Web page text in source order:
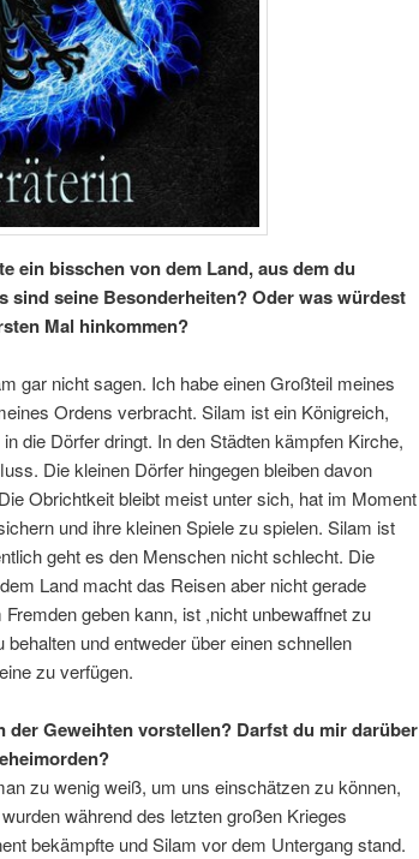
ein bisschen von dem Land, aus dem du
sind seine Besonderheiten? Oder was würdest
Mal hinkommen?
gar nicht sagen. Ich habe einen Großteil meines
Ordens verbracht. Silam ist ein Königreich,
die Dörfer dringt. In den Städten kämpfen Kirche,
Die kleinen Dörfer hingegen bleiben davon
Obrichtkeit bleibt meist unter sich, hat im Moment
und ihre kleinen Spiele zu spielen. Silam ist
geht es den Menschen nicht schlecht. Die
Land macht das Reisen aber nicht gerade
geben kann, ist ,nicht unbewaffnet zu
und entweder über einen schnellen
zu verfügen.
der Geweihten vorstellen? Darfst du mir darüber
zu wenig weiß, um uns einschätzen zu können,
während des letzten großen Krieges
bekämpfte und Silam vor dem Untergang stand.